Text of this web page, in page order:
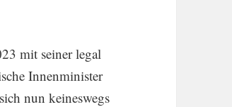
mit seiner legal
Innen­mi­nister
nun keines­wegs